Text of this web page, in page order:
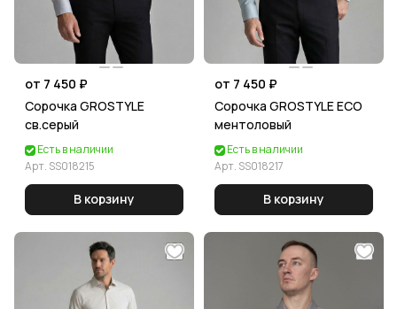
от 7 450 ₽
Сорочка GROSTYLE
св.серый
Есть в наличии
Арт. SS018215
В корзину
от 7 450 ₽
Сорочка GROSTYLE ECO
ментоловый
Есть в наличии
Арт. SS018217
В корзину